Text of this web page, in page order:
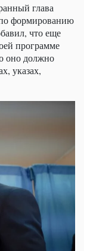
глава
по формированию
что еще
программе
оно должно
указах,